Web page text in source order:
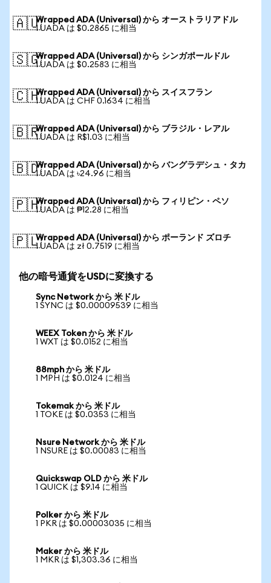
🇦🇺Wrapped ADA (Universal) から オーストラリアドル
1 UADA は $0.2865 に相当
🇸🇬Wrapped ADA (Universal) から シンガポールドル
1 UADA は $0.2583 に相当
🇨🇭Wrapped ADA (Universal) から スイスフラン
1 UADA は CHF 0.1634 に相当
🇧🇷Wrapped ADA (Universal) から ブラジル・レアル
1 UADA は R$1.03 に相当
🇧🇩Wrapped ADA (Universal) から バングラデシュ・タカ
1 UADA は ৳24.96 に相当
🇵🇭Wrapped ADA (Universal) から フィリピン・ペソ
1 UADA は ₱12.28 に相当
🇵🇱Wrapped ADA (Universal) から ポーランド ズロチ
1 UADA は zł 0.7519 に相当
他の暗号通貨をUSDに変換する
Sync Network から 米ドル
1 SYNC は $0.00009539 に相当
WEEX Token から 米ドル
1 WXT は $0.0152 に相当
88mph から 米ドル
1 MPH は $0.0124 に相当
Tokemak から 米ドル
1 TOKE は $0.0353 に相当
Nsure Network から 米ドル
1 NSURE は $0.00083 に相当
Quickswap OLD から 米ドル
1 QUICK は $9.14 に相当
Polker から 米ドル
1 PKR は $0.00003035 に相当
Maker から 米ドル
1 MKR は $1,303.36 に相当